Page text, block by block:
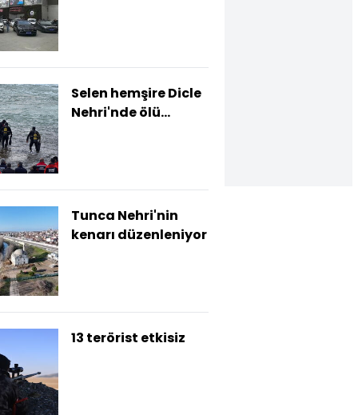
Selen hemşire Dicle
Nehri'nde ölü
Tunca Nehri'nin
kenarı düzenleniyor
13 terörist etkisiz